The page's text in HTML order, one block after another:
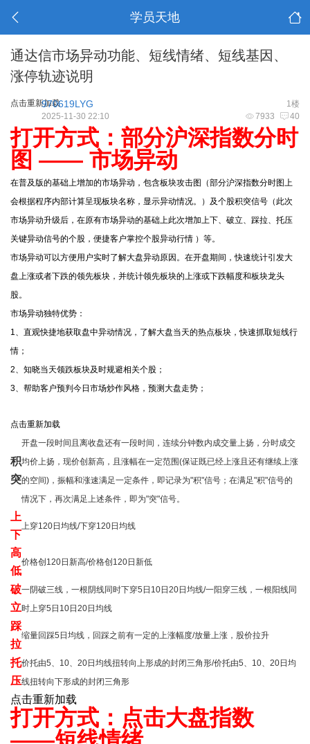
学员天地
通达信市场异动功能、短线情绪、短线基因、
涨停轨迹说明
点击重新加载 1楼
970619LYG
7933 40
2025-11-30 22:10
打开方式：部分沪深指数分时
图 —— 市场异动
在普及版的基础上增加的市场异动，包含板块攻击图（部分沪深指数分时图上
会根据程序内部计算呈现板块名称，显示异动情况。）及个股积突信号（此次
市场异动升级后，在原有市场异动的基础上此次增加上下、破立、踩拉、托压
关键异动信号的个股，便捷客户掌控个股异动行情 ）等。
市场异动可以方便用户实时了解大盘异动原因。在开盘期间，快速统计引发大
盘上涨或者下跌的领先板块，并统计领先板块的上涨或下跌幅度和板块龙头
股。
市场异动独特优势：
1、直观快捷地获取盘中异动情况，了解大盘当天的热点板块，快速抓取短线行
情；
2、知晓当天领跌板块及时规避相关个股；
3、帮助客户预判今日市场炒作风格，预测大盘走势；
点击重新加载
积
突
开盘一段时间且离收盘还有一段时间，连续分钟数内成交量上扬，分时成交
均价上扬，现价创新高，且涨幅在一定范围(保证既已经上涨且还有继续上涨
的空间)，振幅和涨速满足一定条件，即记录为"积"信号；在满足"积"信号的
情况下，再次满足上述条件，即为"突"信号。
上
下
上穿120日均线/下穿120日均线
高
低
价格创120日新高/价格创120日新低
破
立
一阴破三线，一根阴线同时下穿5日10日20日均线/一阳穿三线，一根阳线同
时上穿5日10日20日均线
踩
拉
缩量回踩5日均线，回踩之前有一定的上涨幅度/放量上涨，股价拉升
托
压
价托由5、10、20日均线扭转向上形成的封闭三角形/价托由5、10、20日均
线扭转向下形成的封闭三角形
点击重新加载
打开方式：点击大盘指数